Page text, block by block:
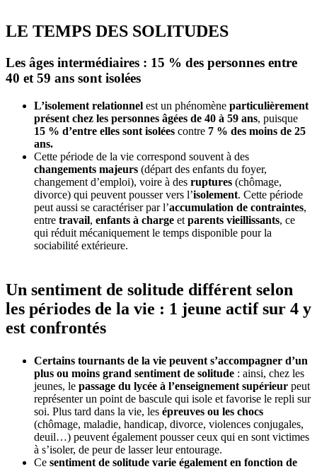
LE TEMPS DES SOLITUDES
Les âges intermédiaires : 15 % des personnes entre
40 et 59 ans sont isolées
L’isolement relationnel est un phénomène particulièrement
présent chez les personnes âgées de 40 à 59 ans, puisque
15 % d’entre elles sont isolées contre 7 % des moins de 25
ans.
Cette période de la vie correspond souvent à des
changements majeurs (départ des enfants du foyer,
changement d’emploi), voire à des ruptures (chômage,
divorce) qui peuvent pousser vers l’isolement. Cette période
peut aussi se caractériser par l’accumulation de contraintes,
entre travail, enfants à charge et parents vieillissants, ce
qui réduit mécaniquement le temps disponible pour la
sociabilité extérieure.
Un sentiment de solitude différent selon
les périodes de la vie : 1 jeune actif sur 4 y
est confrontés
Certains tournants de la vie peuvent s’accompagner d’un
plus ou moins grand sentiment de solitude : ainsi, chez les
jeunes, le passage du lycée à l’enseignement supérieur peut
représenter un point de bascule qui isole et favorise le repli sur
soi. Plus tard dans la vie, les épreuves ou les chocs
(chômage, maladie, handicap, divorce, violences conjugales,
deuil…) peuvent également pousser ceux qui en sont victimes
à s’isoler, de peur de lasser leur entourage.
Ce sentiment de solitude varie également en fonction de